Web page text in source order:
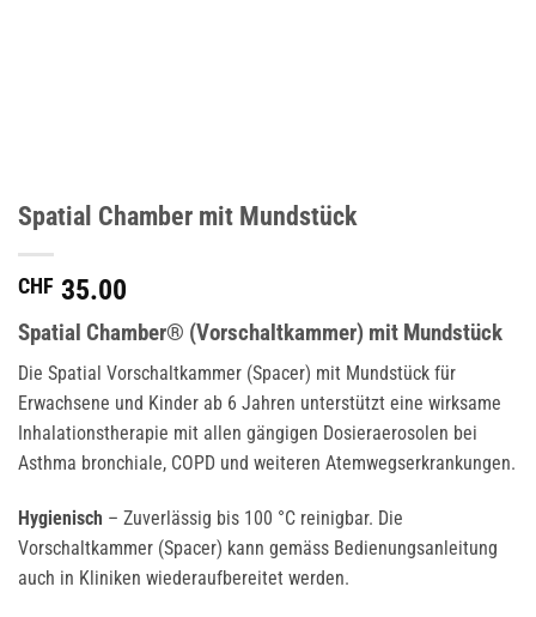
Spatial Chamber mit Mundstück
CHF 35.00
Spatial Chamber® (Vorschaltkammer) mit Mundstück
Die Spatial Vorschaltkammer (Spacer) mit Mundstück für
Erwachsene und Kinder ab 6 Jahren unterstützt eine wirksame
Inhalationstherapie mit allen gängigen Dosieraerosolen bei
Asthma bronchiale, COPD und weiteren Atemwegserkrankungen.
Hygienisch – Zuverlässig bis 100 °C reinigbar. Die
Vorschaltkammer (Spacer) kann gemäss Bedienungsanleitung
auch in Kliniken wiederaufbereitet werden.